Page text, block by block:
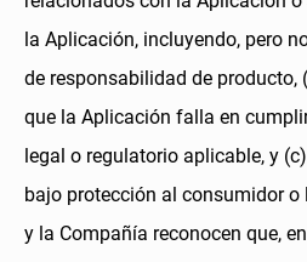
la Aplicación, incluyendo, pero
de responsabilidad de producto,
que la Aplicación falla en
legal o regulatorio aplicable, y
bajo protección al consumidor o
y la Compañía reconocen que,